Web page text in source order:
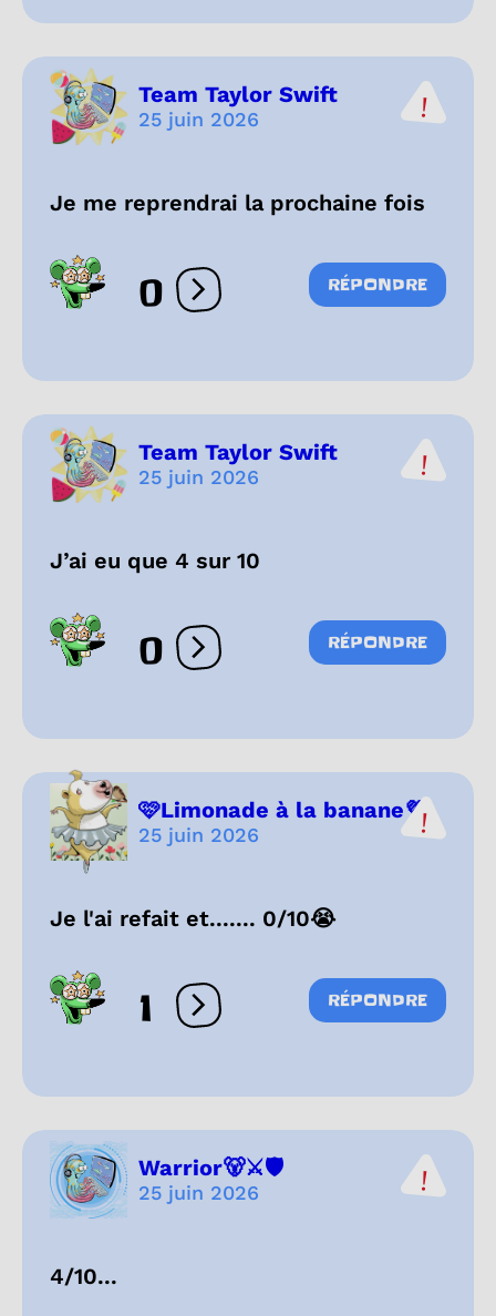
Team Taylor Swift
25 juin 2026
Je me reprendrai la prochaine fois
0 Ouvrir les réactions
RÉPONDRE
Team Taylor Swift
25 juin 2026
J’ai eu que 4 sur 10
0 Ouvrir les réactions
RÉPONDRE
🩷Limonade à la banane💜
25 juin 2026
Je l'ai refait et....... 0/10😭
1 Ouvrir les réactions
RÉPONDRE
Warrior🐻⚔️🛡️
25 juin 2026
4/10...